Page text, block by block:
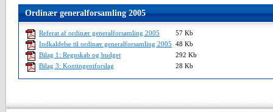
Ordinær generalforsamling 2005
Referat af ordinær generalforsamling 2005
57 Kb
Indkaldelse til ordinær generalforsamling 2005 48 Kb
Bilag 1: Regnskab og budget
292 Kb
Bilag 3: Kontingentforslag
28 Kb